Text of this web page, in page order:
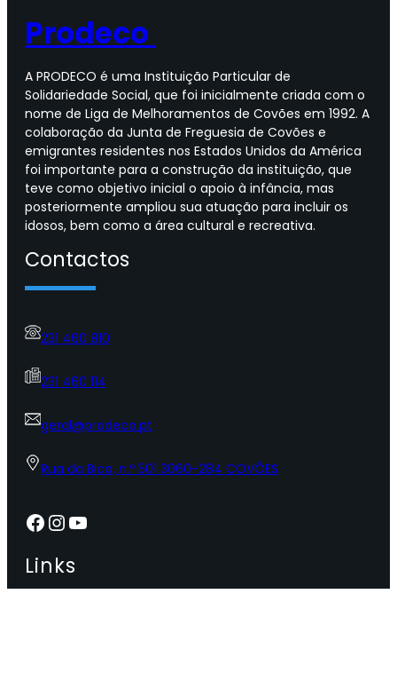
Prodeco
A PRODECO é uma Instituição Particular de
Solidariedade Social, que foi inicialmente criada com o
nome de Liga de Melhoramentos de Covões em 1992. A
colaboração da Junta de Freguesia de Covões e
emigrantes residentes nos Estados Unidos da América
foi importante para a construção da instituição, que
teve como objetivo inicial o apoio à infância, mas
posteriormente ampliou sua atuação para incluir os
idosos, bem como a área cultural e recreativa.
Contactos
231 460 810
231 460 114
geral@prodeco.pt
Rua da Bica, n.º 501 3060-284 COVÕES
Facebook InstagramYouTube
Links